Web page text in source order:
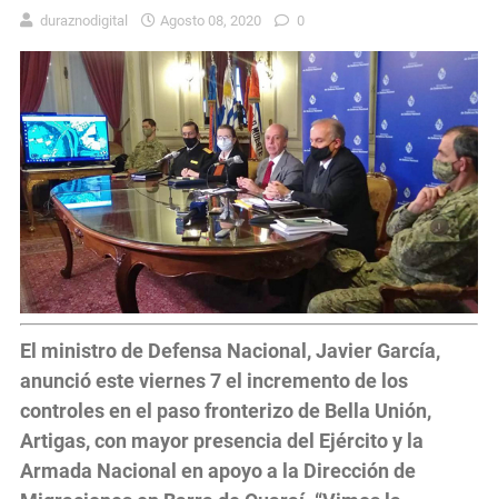
duraznodigital Agosto 08, 2020 0
El ministro de Defensa Nacional, Javier García,
anunció este viernes 7 el incremento de los
controles en el paso fronterizo de Bella Unión,
Artigas, con mayor presencia del Ejército y la
Armada Nacional en apoyo a la Dirección de